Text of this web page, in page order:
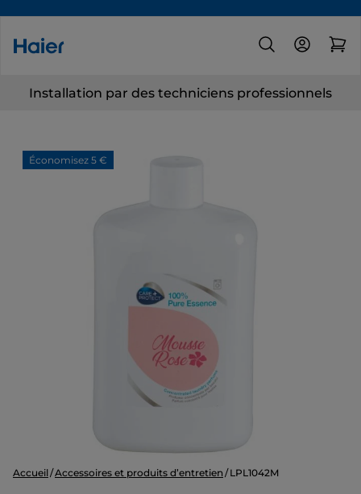
Installation par des techniciens professionnels
Économisez 5 €
Accueil Accessoires et produits d’entretien LPL1042M